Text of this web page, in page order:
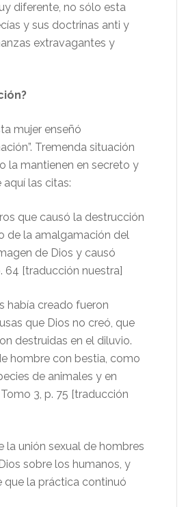
diferente, no sólo esta
y sus doctrinas anti y
extravagantes y
mujer enseñó
Tremenda situación
la mantienen en secreto y
las citas:
que causó la destrucción
de la amalgamación del
de Dios y causó
64 [traducción nuestra]
había creado fueron
que Dios no creó, que
destruidas en el diluvio.
hombre con bestia, como
de animales y en
3, p. 75 [traducción
la unión sexual de hombres
sobre los humanos, y
que la práctica continuó